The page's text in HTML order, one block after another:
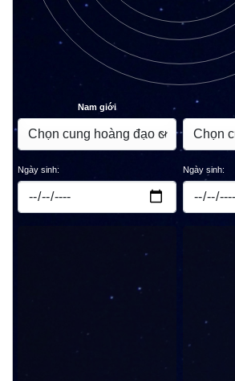
Nam giới
Ngày sinh: Ngày sinh: